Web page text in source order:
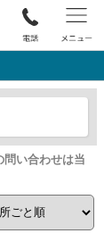
い合わせは当